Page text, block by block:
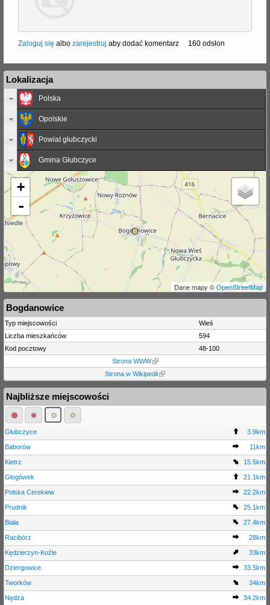
Zaloguj się albo zarejestruj aby dodać komentarz 160 odsłon
Lokalizacja
Polska
Opolskie
Powiat głubczycki
Gmina Głubczyce
+
-
Dane mapy ©OpenStreetMap
Bogdanowice
Typ miejscowości
Wieś
Liczba mieszkańców
594
Kod pocztowy
48-100
Strona WWW
Strona w Wikipedii
Najbliższe miejscowości
Głubczyce 3.9km
Baborów 11km
Kietrz 15.5km
Głogówek 21.1km
Polska Cerekiew 22.2km
Prudnik 25.1km
Biała 27.4km
Racibórz 28km
Kędzierzyn-Koźle 33km
Dziergowice 33.5km
Tworków 34km
Nędza 34.2km